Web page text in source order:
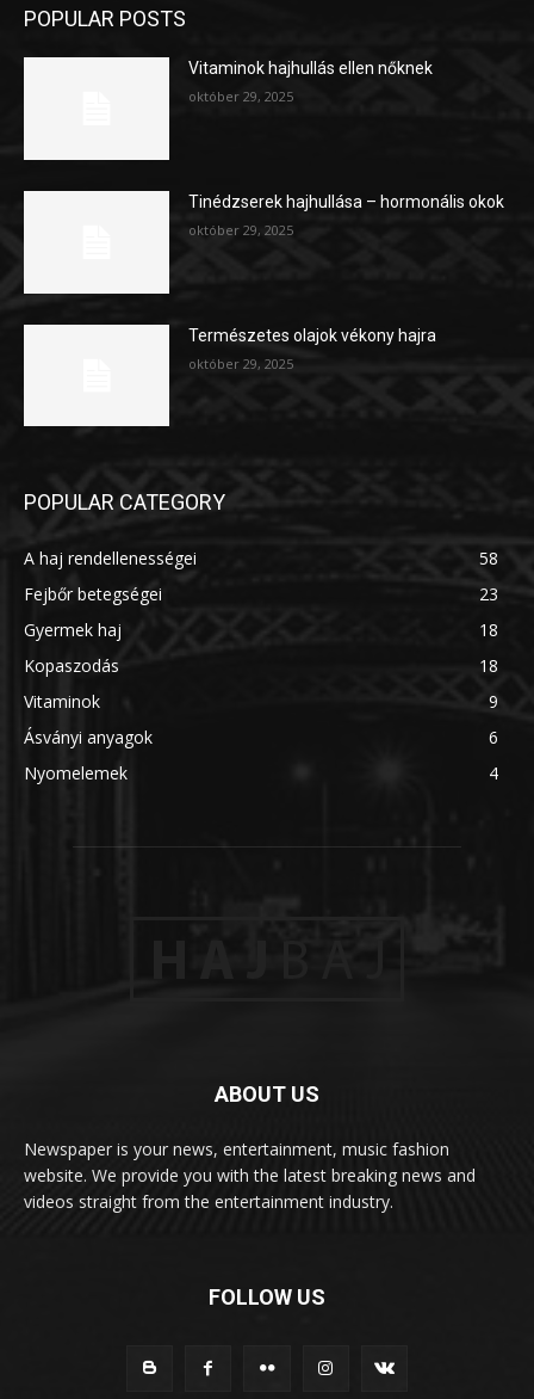
POPULAR POSTS
Vitaminok hajhullás ellen nőknek
október 29, 2025
Tinédzserek hajhullása – hormonális okok
október 29, 2025
Természetes olajok vékony hajra
október 29, 2025
POPULAR CATEGORY
A haj rendellenességei
58
Fejbőr betegségei
23
Gyermek haj
18
Kopaszodás
18
Vitaminok
9
Ásványi anyagok
6
Nyomelemek
4
ABOUT US
Newspaper is your news, entertainment, music fashion
website. We provide you with the latest breaking news and
videos straight from the entertainment industry.
FOLLOW US